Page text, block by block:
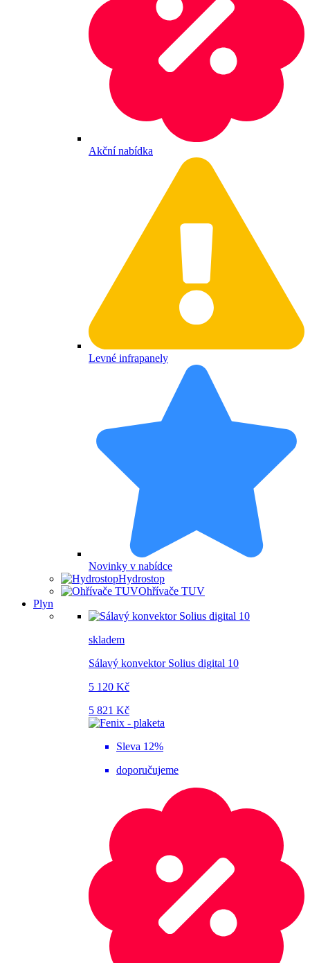
Akční nabídka
Levné infrapanely
Novinky v nabídce
Hydrostop
Ohřívače TUV
Plyn
skladem
Sálavý konvektor Solius digital 10
5 120 Kč
5 821 Kč
Sleva 12%
doporučujeme